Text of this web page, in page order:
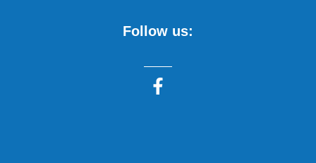
Follow us: